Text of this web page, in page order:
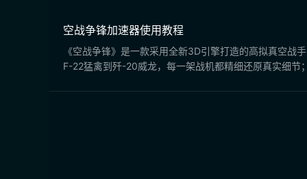
空战争锋加速器使用教程
《空战争锋》是一款采用全新3D引擎打造的高拟真空
F-22猛禽到歼-20威龙，每一架战机都精细还原真实细